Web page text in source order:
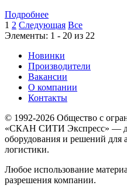
Подробнее
1 2 Следующая Все
Элементы: 1 - 20 из 22
Новинки
Производители
Вакансии
О компании
Контакты
© 1992-2026 Общество с
«СКАН СИТИ Экспресс» —
оборудования и решений для
логистики.
Любое использование
разрешения компании.